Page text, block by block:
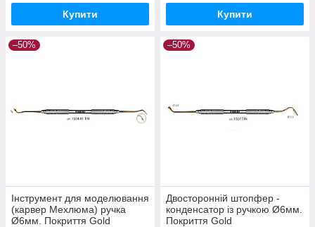
Купити Купити
–50%
Інструмент для моделювання
(карвер Мехлюма) ручка
Ø6мм. Покриття Gold
–50%
Двосторонній штопфер -
конденсатор із ручкою Ø6мм.
Покриття Gold